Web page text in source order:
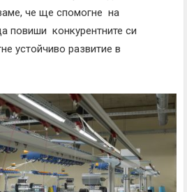
че ще спомогне на
повиши конкурентните си
устойчиво развитие в